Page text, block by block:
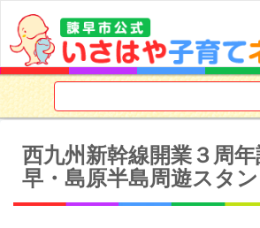
西九州新幹線開業３周
早・島原半島周遊スタン